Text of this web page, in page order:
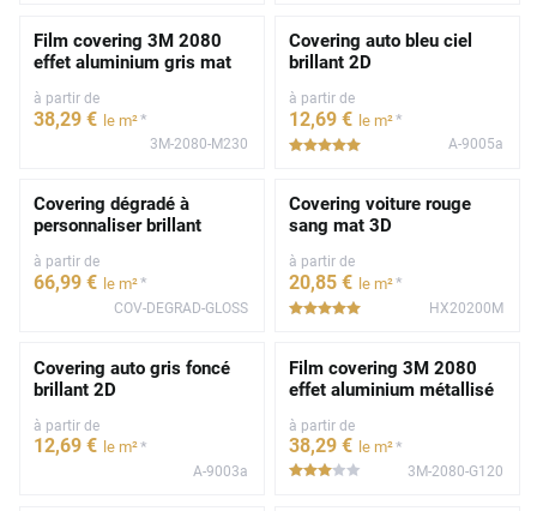
Film covering 3M 2080
effet aluminium gris mat
à partir de
38,29 € le m²*
3M-2080-M230
Covering auto bleu ciel
brillant 2D
à partir de
12,69 € le m²*
A-9005a
Covering dégradé à
personnaliser brillant
à partir de
66,99 € le m²*
COV-DEGRAD-GLOSS
Covering voiture rouge
sang mat 3D
à partir de
20,85 € le m²*
HX20200M
Covering auto gris foncé
brillant 2D
à partir de
12,69 € le m²*
A-9003a
Film covering 3M 2080
effet aluminium métallisé
à partir de
38,29 € le m²*
***** 3M-2080-G120